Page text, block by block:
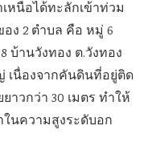
เหนือได้ทะลักเข้าท่วม
ง 2 ตำบล คือ หมู่ 6
บ้านวังทอง ต.วังทอง
เนื่องจากคันดินที่อยู่ติด
วกว่า 30 เมตร ทำให้
นความสูงระดับอก